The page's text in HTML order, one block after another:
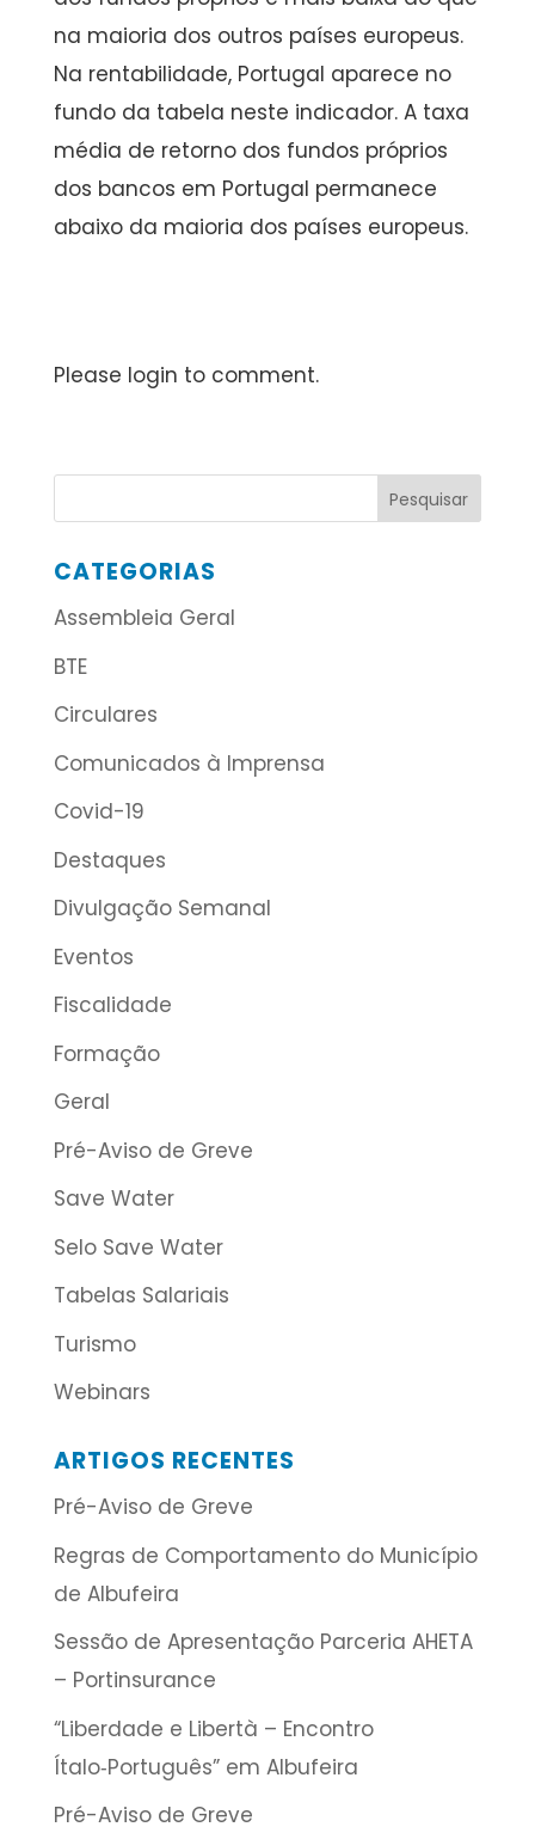
na maioria dos outros países europeus.
Na rentabilidade, Portugal aparece no
fundo da tabela neste indicador. A taxa
média de retorno dos fundos próprios
dos bancos em Portugal permanece
abaixo da maioria dos países europeus.
Please login to comment.
CATEGORIAS
Assembleia Geral
BTE
Circulares
Comunicados à Imprensa
Covid-19
Destaques
Divulgação Semanal
Eventos
Fiscalidade
Formação
Geral
Pré-Aviso de Greve
Save Water
Selo Save Water
Tabelas Salariais
Turismo
Webinars
ARTIGOS RECENTES
Pré-Aviso de Greve
Regras de Comportamento do Município
de Albufeira
Sessão de Apresentação Parceria AHETA
– Portinsurance
“Liberdade e Libertà – Encontro
Ítalo‑Português” em Albufeira
Pré-Aviso de Greve